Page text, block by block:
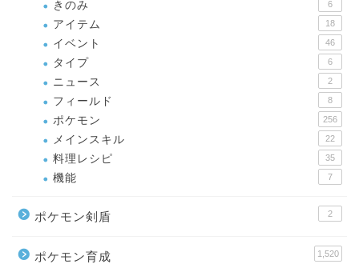
きのみ 6
アイテム 18
イベント 46
タイプ 6
ニュース 2
フィールド 8
ポケモン 256
メインスキル 22
料理レシピ 35
機能 7
ポケモン剣盾 2
ポケモン育成 1,520